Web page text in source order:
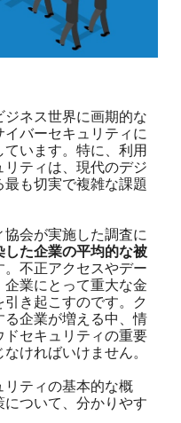
ネス世界に画期的な
バーセキュリティに
います。特に、利用
ティは、現代のデジ
も切実で複雑な課題
会が実施した調査に
した企業の平均的な被
。不正アクセスやデー
業にとって重大な金
き起こすのです。ク
る企業が増える中、情
セキュリティの重要
ければいけません。
リティの基本的な概
ついて、分かりやす